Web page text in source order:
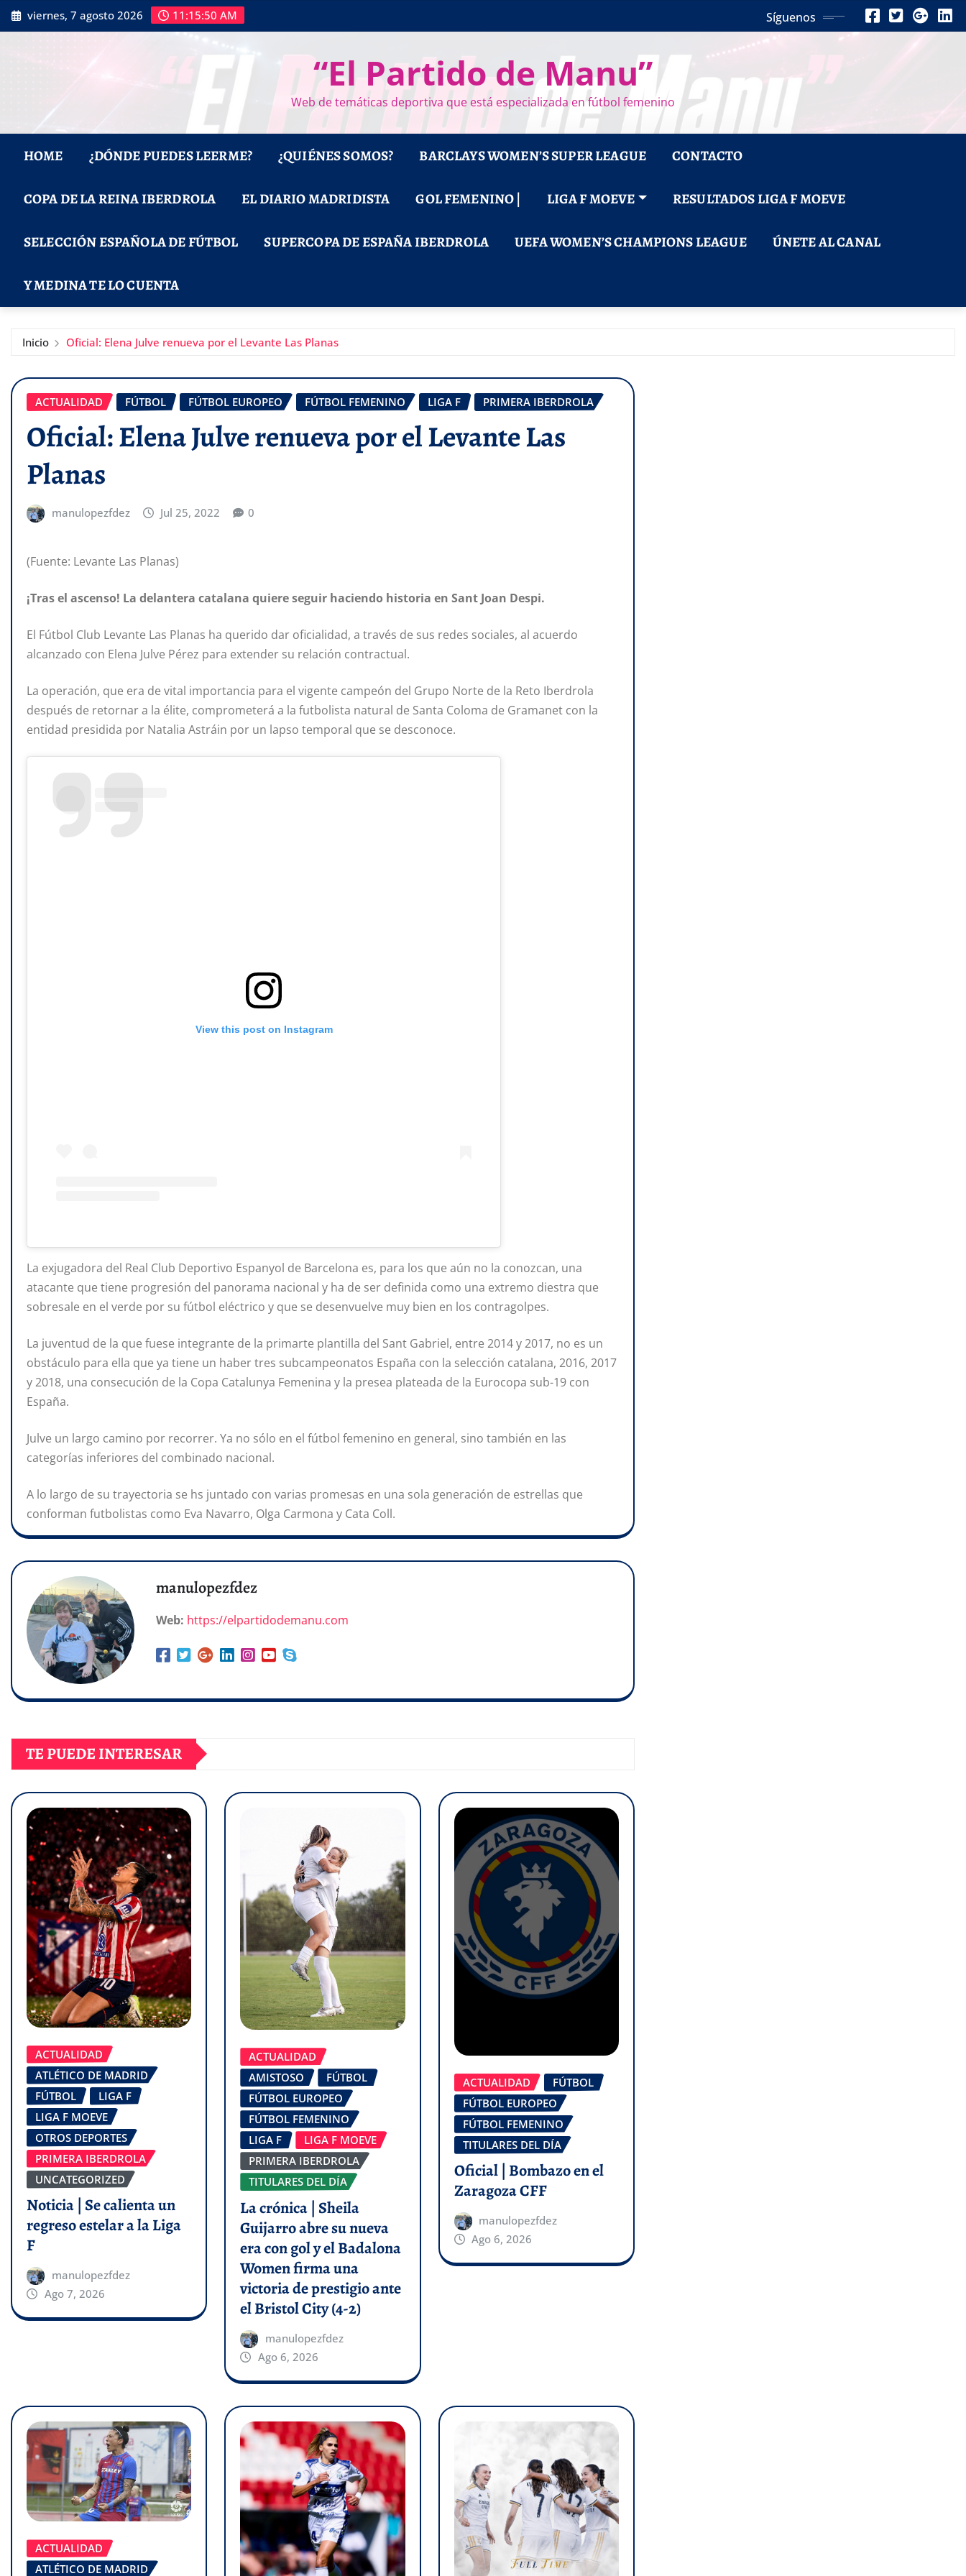
Saltar
al
viernes, 7 agosto 2026 11:15:51 AM Síguenos
“El Partido de Manu”
Web de temáticas deportiva que está especializada en fútbol femenino
HOME ¿DÓNDE PUEDES LEERME? ¿QUIÉNES SOMOS? BARCLAYS WOMEN’S SUPER LEAGUE CONTACTO
COPA DE LA REINA IBERDROLA EL DIARIO MADRIDISTA GOL FEMENINO | LIGA F MOEVE RESULTADOS LIGA F MOEVE
SELECCIÓN ESPAÑOLA DE FÚTBOL SUPERCOPA DE ESPAÑA IBERDROLA UEFA WOMEN’S CHAMPIONS LEAGUE ÚNETE AL CANAL
Y MEDINA TE LO CUENTA
Inicio Oficial: Elena Julve renueva por el Levante Las Planas
ACTUALIDAD FÚTBOL FÚTBOL EUROPEO FÚTBOL FEMENINO LIGA F PRIMERA IBERDROLA
Oficial: Elena Julve renueva por el Levante Las
Planas
manulopezfdez Jul 25, 2022 0
(Fuente: Levante Las Planas)
¡Tras el ascenso! La delantera catalana quiere seguir haciendo historia en Sant Joan Despi.
El Fútbol Club Levante Las Planas ha querido dar oficialidad, a través de sus redes sociales, al acuerdo
alcanzado con Elena Julve Pérez para extender su relación contractual.
La operación, que era de vital importancia para el vigente campeón del Grupo Norte de la Reto Iberdrola
después de retornar a la élite, comprometerá a la futbolista natural de Santa Coloma de Gramanet con la
entidad presidida por Natalia Astráin por un lapso temporal que se desconoce.
View this post on Instagram
La exjugadora del Real Club Deportivo Espanyol de Barcelona es, para los que aún no la conozcan, una
atacante que tiene progresión del panorama nacional y ha de ser definida como una extremo diestra que
sobresale en el verde por su fútbol eléctrico y que se desenvuelve muy bien en los contragolpes.
La juventud de la que fuese integrante de la primarte plantilla del Sant Gabriel, entre 2014 y 2017, no es un
obstáculo para ella que ya tiene un haber tres subcampeonatos España con la selección catalana, 2016, 2017
y 2018, una consecución de la Copa Catalunya Femenina y la presea plateada de la Eurocopa sub-19 con
España.
Julve un largo camino por recorrer. Ya no sólo en el fútbol femenino en general, sino también en las
categorías inferiores del combinado nacional.
A lo largo de su trayectoria se hs juntado con varias promesas en una sola generación de estrellas que
conforman futbolistas como Eva Navarro, Olga Carmona y Cata Coll.
manulopezfdez
Web: https://elpartidodemanu.com
TE PUEDE INTERESAR
ACTUALIDAD
ATLÉTICO DE MADRID
FÚTBOL
LIGA F
LIGA F MOEVE
OTROS DEPORTES
PRIMERA IBERDROLA
UNCATEGORIZED
Noticia | Se calienta un
regreso estelar a la Liga
F
manulopezfdez
Ago 7, 2026
ACTUALIDAD
AMISTOSO
FÚTBOL
FÚTBOL EUROPEO
FÚTBOL FEMENINO
LIGA F
LIGA F MOEVE
PRIMERA IBERDROLA
TITULARES DEL DÍA
La crónica | Sheila
Guijarro abre su nueva
era con gol y el Badalona
Women firma una
victoria de prestigio ante
el Bristol City (4-2)
manulopezfdez
Ago 6, 2026
ACTUALIDAD
FÚTBOL
FÚTBOL EUROPEO
FÚTBOL FEMENINO
TITULARES DEL DÍA
Oficial | Bombazo en el
Zaragoza CFF
manulopezfdez
Ago 6, 2026
ACTUALIDAD
ATLÉTICO DE MADRID